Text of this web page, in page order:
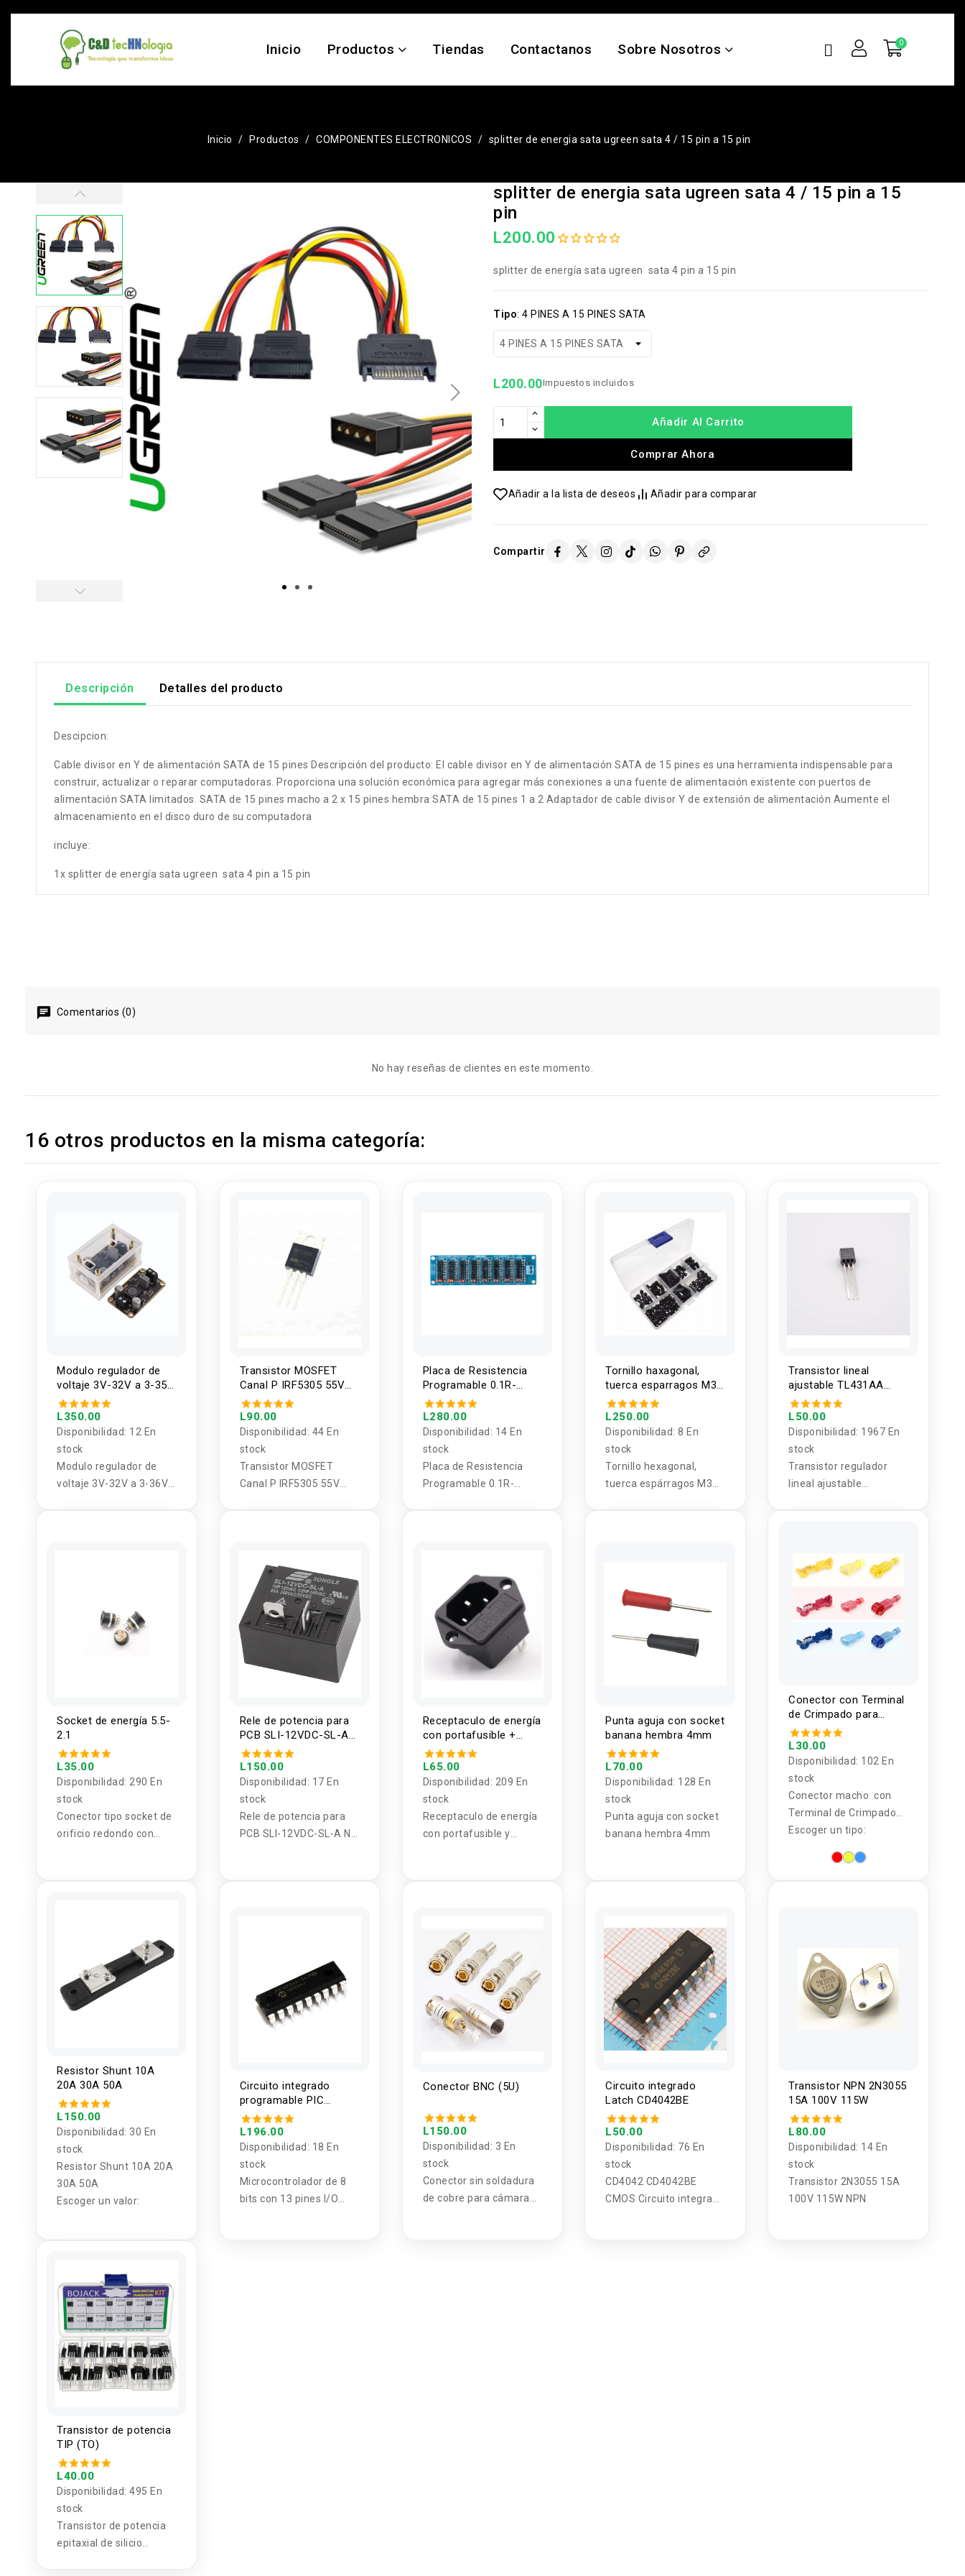
Inicio Productos Tiendas Contactanos Sobre Nosotros
Inicio Productos COMPONENTES ELECTRONICOS splitter de energia sata ugreen sata 4 / 15 pin a 15 pin
splitter de energia sata ugreen sata 4 / 15 pin a 15
pin
L200.00
splitter de energía sata ugreen sata 4 pin a 15 pin
Tipo: 4 PINES A 15 PINES SATA
L200.00Impuestos incluidos
Añadir Al Carrito
Comprar Ahora
Añadir a la lista de deseos Añadir para comparar
Compartir
Descripción Detalles del producto
Descipcion:
Cable divisor en Y de alimentación SATA de 15 pines Descripción del producto: El cable divisor en Y de alimentación SATA de 15 pines es una herramienta indispensable para
construir, actualizar o reparar computadoras. Proporciona una solución económica para agregar más conexiones a una fuente de alimentación existente con puertos de
alimentación SATA limitados. SATA de 15 pines macho a 2 x 15 pines hembra SATA de 15 pines 1 a 2 Adaptador de cable divisor Y de extensión de alimentación Aumente el
almacenamiento en el disco duro de su computadora
incluye:
1x splitter de energía sata ugreen sata 4 pin a 15 pin
Comentarios (0)
No hay reseñas de clientes en este momento.
16 otros productos en la misma categoría:
Modulo regulador de
voltaje 3V-32V a 3-35V
2.5A con acrilico
L350.00
Disponibilidad: 12 En
stock
Modulo regulador de
voltaje 3V-32V a 3-36V
Transistor MOSFET
Canal P IRF5305 55V
31A (TO-220AB)
L90.00
Disponibilidad: 44 En
stock
Transistor MOSFET
Canal P IRF5305 55V
Placa de Resistencia
Programable 0.1R-
999,999,999R
L280.00
Disponibilidad: 14 En
stock
Placa de Resistencia
Programable 0.1R-
Tornillo haxagonal,
tuerca esparragos M3
plasticos kit 180pcs
L250.00
Disponibilidad:8 En
stock
Tornillo hexagonal,
tuerca espárragos M3
Transistor lineal
ajustable TL431AA
TO92
L50.00
Disponibilidad: 1967 En
stock
Transistor regulador
lineal ajustable
Socket de energía 5.5-
2.1
L35.00
Disponibilidad: 290 En
stock
Conector tipo socket de
orificio redondo con
Rele de potencia para
PCB SLI-12VDC-SL-A
NO 30A 4 pines
L150.00
Disponibilidad: 17 En
stock
Rele de potencia para
PCB SLI-12VDC-SL-A NO
Receptaculo de energía
con portafusible +
FUSIBLE 10a
L65.00
Disponibilidad: 209 En
stock
Receptaculo de energía
con portafusible y
Punta aguja con socket
banana hembra 4mm
L70.00
Disponibilidad: 128 En
stock
Punta aguja con socket
banana hembra 4mm
Conector con Terminal
de Crimpado para
Cable (2 Pares)
L30.00
Disponibilidad: 102 En
stock
Conector macho con
Terminal de Crimpado
para Cable (2 Pares)
Escoger un tipo:
Resistor Shunt 10A
20A 30A 50A
L150.00
Disponibilidad: 30 En
stock
Resistor Shunt 10A 20A
30A 50A
Escoger un valor:
Circuito integrado
programable PIC
16F84A
L196.00
Disponibilidad: 18 En
stock
Microcontrolador de 8
bits con 13 pines I/O
Conector BNC (5U)
L150.00
Disponibilidad: 3 En
stock
Conector sin soldadura
de cobre para cámara
Circuito integrado
Latch CD4042BE
L50.00
Disponibilidad: 76 En
stock
CD4042 CD4042BE
CMOS Circuito integrado
Transistor NPN 2N3055
15A 100V 115W
L80.00
Disponibilidad: 14 En
stock
Transistor 2N3055 15A
100V 115W NPN
Transistor de potencia
TIP (TO)
L40.00
Disponibilidad: 495 En
stock
Transistor de potencia
epitaxial de silicio